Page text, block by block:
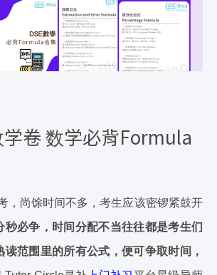
学卷 数学必背Formula
，尚馀时间不多，考生应该密锣紧鼓开
秒必争，时间分配不当往往都是考生们
读范围里的所有公式，便可争取时间，